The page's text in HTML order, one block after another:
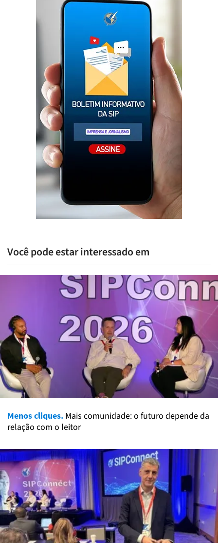
Você pode estar interessado em
Menos cliques. Mais comunidade: o futuro depende da
relação com o leitor